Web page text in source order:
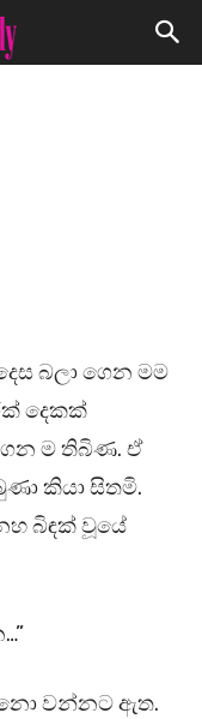
බලා ගෙන මම
දෙකක්
ම තිබිණ. ඒ
කියා සිතමි.
බිඳක් වූයේ
නො වන්නට ඇත.